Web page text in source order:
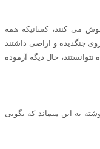
می کنند، کسانیکه همه
جنگدیده و اراضی داشتند
حال دیگه آزموده
به این میماند که بگویی